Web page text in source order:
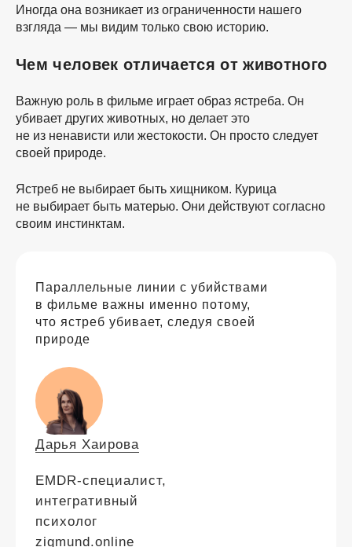
Иногда она возникает из ограниченности нашего
взгляда — мы видим только свою историю.
Чем человек отличается от животного
Важную роль в фильме играет образ ястреба. Он
убивает других животных, но делает это
не из ненависти или жестокости. Он просто следует
своей природе.
Ястреб не выбирает быть хищником. Курица
не выбирает быть матерью. Они действуют согласно
своим инстинктам.
Параллельные линии с убийствами
в фильме важны именно потому,
что ястреб убивает, следуя своей
природе
Дарья Хаирова
EMDR-специалист,
интегративный
психолог
zigmund.online